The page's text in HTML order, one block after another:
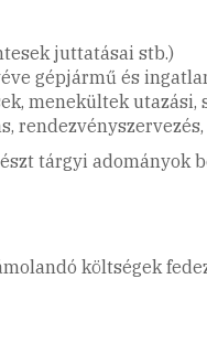
juttatásai stb.)
gépjármű és
menekültek utazási,
tárgyi adományok
költségek